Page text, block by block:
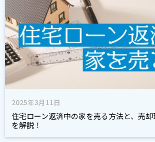
2025年3月11日
住宅ローン返済中の家を売る方法と、売
を解説！